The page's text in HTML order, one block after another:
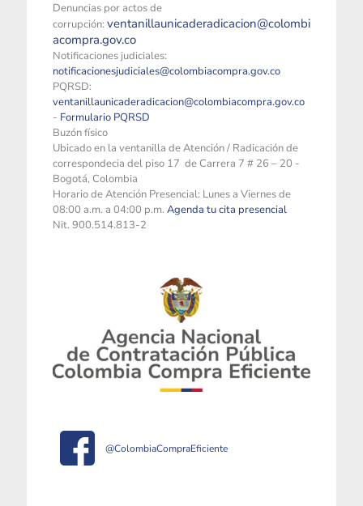
Denuncias por actos de
corrupción: ventanillaunicaderadicacion@colombi
acompra.gov.co
Notificaciones judiciales:
notificacionesjudiciales@colombiacompra.gov.co
PQRSD:
ventanillaunicaderadicacion@colombiacompra.gov.co
- Formulario PQRSD
Buzón físico
Ubicado en la ventanilla de Atención / Radicación de
correspondecia del piso 17 de Carrera 7 # 26 – 20 -
Bogotá, Colombia
Horario de Atención Presencial: Lunes a Viernes de
08:00 a.m. a 04:00 p.m. Agenda tu cita presencial
Nit. 900.514.813-2
@ColombiaCompraEficiente